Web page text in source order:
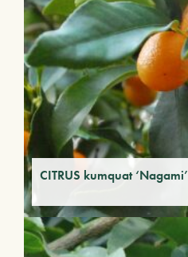
CITRUS kumquat ‘Nagami’